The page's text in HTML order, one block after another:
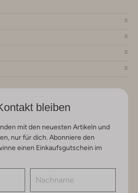
bleiben
mit den neuesten Artikeln und
nur für dich. Abonniere den
einen Einkaufsgutschein im